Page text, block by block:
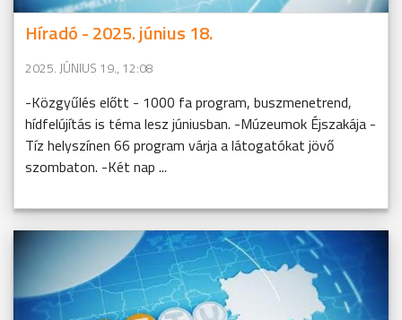
Híradó - 2025. június 18.
2025. JÚNIUS 19., 12:08
-Közgyűlés előtt - 1000 fa program, buszmenetrend,
hídfelújítás is téma lesz júniusban. -Múzeumok Éjszakája -
Tíz helyszínen 66 program várja a látogatókat jövő
szombaton. -Két nap ...